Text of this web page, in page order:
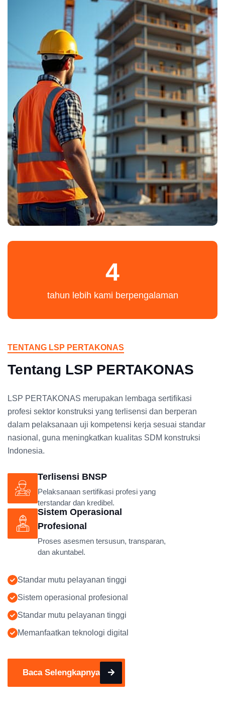
4
tahun lebih kami berpengalaman
TENTANG LSP PERTAKONAS
Tentang LSP PERTAKONAS
LSP PERTAKONAS merupakan lembaga sertifikasi
profesi sektor konstruksi yang terlisensi dan berperan
dalam pelaksanaan uji kompetensi kerja sesuai standar
nasional, guna meningkatkan kualitas SDM konstruksi
Indonesia.
Terlisensi BNSP
Pelaksanaan sertifikasi profesi yang
terstandar dan kredibel.
Sistem Operasional
Profesional
Proses asesmen tersusun, transparan,
dan akuntabel.
Standar mutu pelayanan tinggi
Sistem operasional profesional
Standar mutu pelayanan tinggi
Memanfaatkan teknologi digital
Baca Selengkapnya